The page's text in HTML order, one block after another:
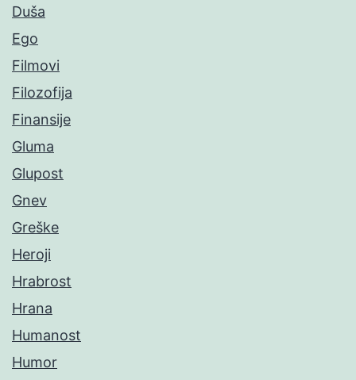
Duša
Ego
Filmovi
Filozofija
Finansije
Gluma
Glupost
Gnev
Greške
Heroji
Hrabrost
Hrana
Humanost
Humor